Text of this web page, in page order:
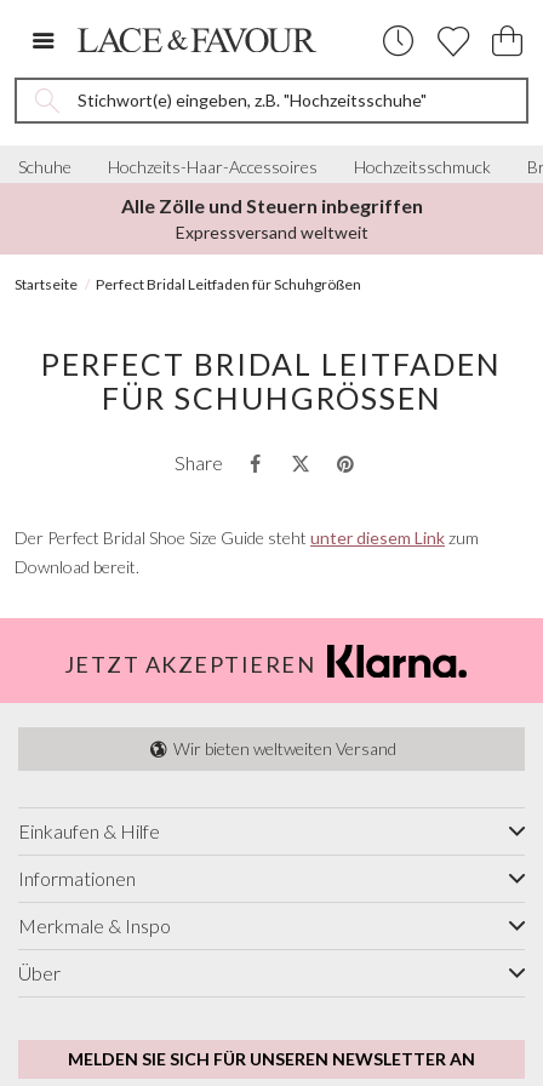
Stichwort(e) eingeben, z.B. "Hochzeitsschuhe"
Schuhe Hochzeits-Haar-Accessoires Hochzeitsschmuck
Alle Zölle und Steuern inbegriffen
Expressversand weltweit
Startseite Perfect Bridal Leitfaden für Schuhgrößen
PERFECT BRIDAL LEITFADEN
FÜR SCHUHGRÖSSEN
Share
Der Perfect Bridal Shoe Size Guide steht unter diesem Linkzum
Download bereit.
JETZT AKZEPTIEREN
Wir bieten weltweiten Versand
Einkaufen & Hilfe
Informationen
Merkmale & Inspo
Über
MELDEN SIE SICH FÜR UNSEREN NEWSLETTER AN